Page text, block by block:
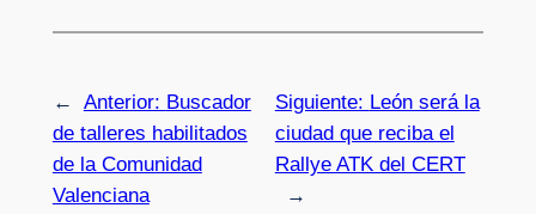
← Anterior: Buscador
de talleres habilitados
de la Comunidad
Valenciana
Siguiente: León será la
ciudad que reciba el
Rallye ATK del CERT
→